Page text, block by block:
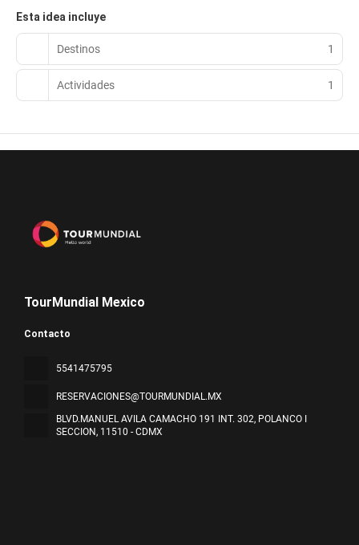
Esta idea incluye
Destinos 1
Actividades 1
TourMundial Mexico
Contacto
5541475795
RESERVACIONES@TOURMUNDIAL.MX
BLVD.MANUEL AVILA CAMACHO 191 INT. 302, POLANCO I
SECCION, 11510 - CDMX